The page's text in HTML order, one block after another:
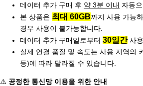
데이터 추가 구매 후 약 3분 이내 자동
본 상품은 최대 60GB까지 사용 가능
경우 사용이 불가능합니다.
데이터 추가 구매일로부터 30일간 사
실제 연결 품질 및 속도는 사용 지역의
등)에 따라 달라질 수 있습니다.
⚠️ 공정한 통신망 이용을 위한 안내